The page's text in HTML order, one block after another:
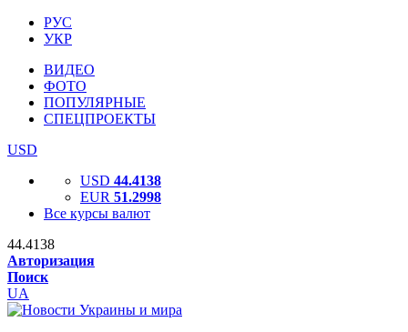
РУС
УКР
ВИДЕО
ФОТО
ПОПУЛЯРНЫЕ
СПЕЦПРОЕКТЫ
USD
USD 44.4138
EUR 51.2998
Все курсы валют
44.4138
Авторизация
Поиск
UA